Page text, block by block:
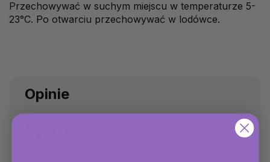
Przechowywać w suchym miejscu w temperaturze 5-
23°C. Po otwarciu przechowywać w lodówce.
Opinie